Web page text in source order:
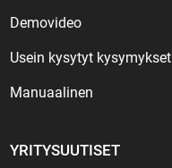
Demovideo
Usein kysytyt kysymykset
Manuaalinen
YRITYSUUTISET